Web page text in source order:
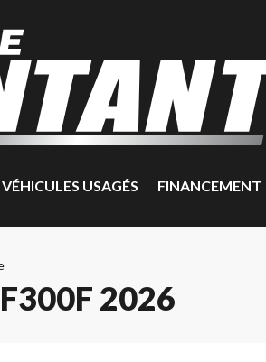
VÉHICULES USAGÉS FINANCEMENT
2026